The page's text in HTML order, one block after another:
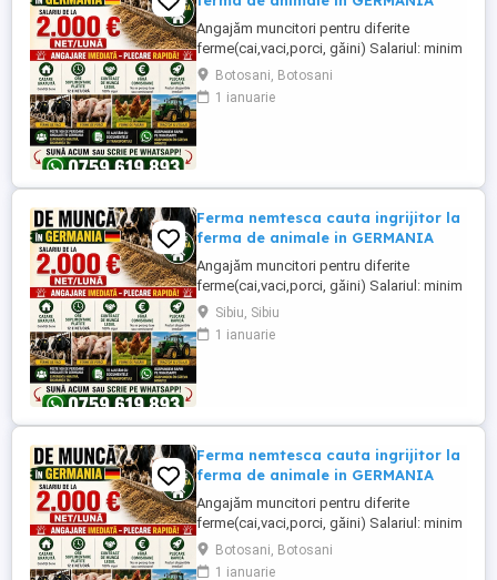
Angajăm muncitori pentru diferite
ferme(cai,vaci,porci, găini) Salariul: minim
1800 net( poate crește în funcție de
experiența) Cazare și utilități gratuite!
Căutam persoane serioase și motivate
Botosani, Botosani
1 ianuarie
Ferma nemtesca cauta ingrijitor la
ferma de animale in GERMANIA
Angajăm muncitori pentru diferite
ferme(cai,vaci,porci, găini) Salariul: minim
1800 net( poate crește în funcție de
experiența) Cazare și utilități gratuite!
Căutam persoane serioase și motivate
Sibiu, Sibiu
1 ianuarie
Ferma nemtesca cauta ingrijitor la
ferma de animale in GERMANIA
Angajăm muncitori pentru diferite
ferme(cai,vaci,porci, găini) Salariul: minim
1800 net( poate crește în funcție de
experiența) Cazare și utilități gratuite!
Botosani, Botosani
1 ianuarie